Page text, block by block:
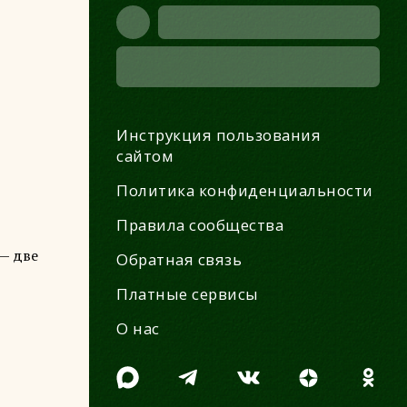
Инструкция пользования
сайтом
Политика конфиденциальности
Правила сообщества
Обратная связь
Платные сервисы
О нас
две